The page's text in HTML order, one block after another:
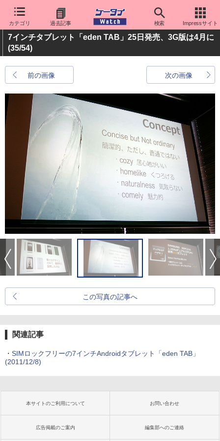
カテゴリ 過去記事 検索 Impressサイト
7インチタブレット「eden TAB」25日発売、3G版は4月に
(35/54)
前の画像 次の画像
この写真の記事へ
関連記事
・ SIMロックフリーの7インチAndroidタブレット「eden TAB」
(2011/12/8)
本サイトのご利用について お問い合わせ
広告掲載のご案内 編集部へのご連絡